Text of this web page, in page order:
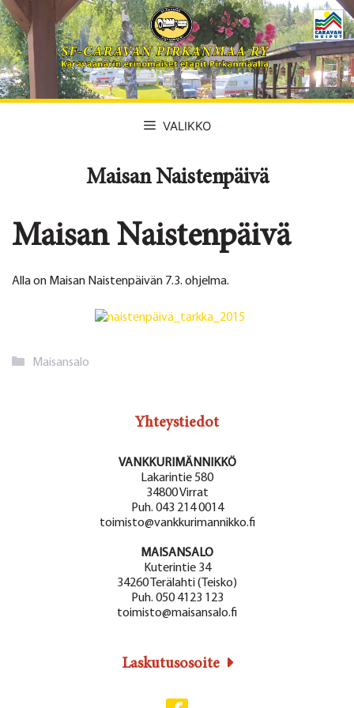
Siirry
sisältöön
VALIKKO
Maisan Naistenpäivä
Maisan Naistenpäivä
Alla on Maisan Naistenpäivän 7.3. ohjelma.
Kategoriat
Maisansalo
Yhteystiedot
VANKKURIMÄNNIKKÖ
Lakarintie 580
34800 Virrat
Puh. 043 214 0014
toimisto@vankkurimannikko.fi
MAISANSALO
Kuterintie 34
34260 Terälahti (Teisko)
Puh. 050 4123 123
toimisto@maisansalo.fi
Laskutusosoite